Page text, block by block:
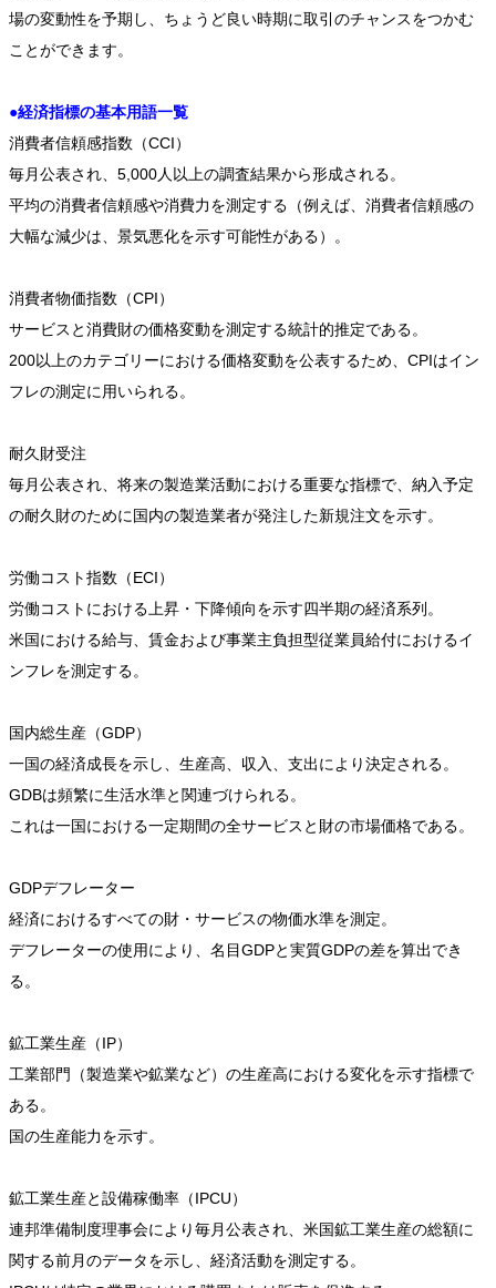
場の変動性を予期し、ちょうど良い時期に取引のチャンスをつかむ
ことができます。
●経済指標の基本用語一覧
消費者信頼感指数（CCI）
毎月公表され、5,000人以上の調査結果から形成される。
平均の消費者信頼感や消費力を測定する（例えば、消費者信頼感の
大幅な減少は、景気悪化を示す可能性がある）。
消費者物価指数（CPI）
サービスと消費財の価格変動を測定する統計的推定である。
200以上のカテゴリーにおける価格変動を公表するため、CPIはイン
フレの測定に用いられる。
耐久財受注
毎月公表され、将来の製造業活動における重要な指標で、納入予定
の耐久財のために国内の製造業者が発注した新規注文を示す。
労働コスト指数（ECI）
労働コストにおける上昇・下降傾向を示す四半期の経済系列。
米国における給与、賃金および事業主負担型従業員給付におけるイ
ンフレを測定する。
国内総生産（GDP）
一国の経済成長を示し、生産高、収入、支出により決定される。
GDBは頻繁に生活水準と関連づけられる。
これは一国における一定期間の全サービスと財の市場価格である。
GDPデフレーター
経済におけるすべての財・サービスの物価水準を測定。
デフレーターの使用により、名目GDPと実質GDPの差を算出でき
る。
鉱工業生産（IP）
工業部門（製造業や鉱業など）の生産高における変化を示す指標で
ある。
国の生産能力を示す。
鉱工業生産と設備稼働率（IPCU）
連邦準備制度理事会により毎月公表され、米国鉱工業生産の総額に
関する前月のデータを示し、経済活動を測定する。